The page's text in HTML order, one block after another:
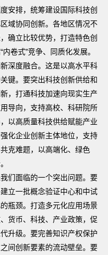
安排，统筹建设国际科技创
域协同创新。各地区情况不
确立比较优势，打造特色创
卷式”竞争、同质化发展。
深度融合。这是以高水平科
键。要突出科技创新供给和
，打通科技加速向现实生产
导向，支持高校、科研院所
以高质量科技供给赋能产业
化企业创新主体地位，支持
克难题，以高端化、绿色
们面临的一个突出问题。要
立一批概念验证中心和中试
瓶颈。打造多元化应用场景
货币、科技、产业政策，促
升级。要完善知识产权保护
间创新要素的流动壁垒。要